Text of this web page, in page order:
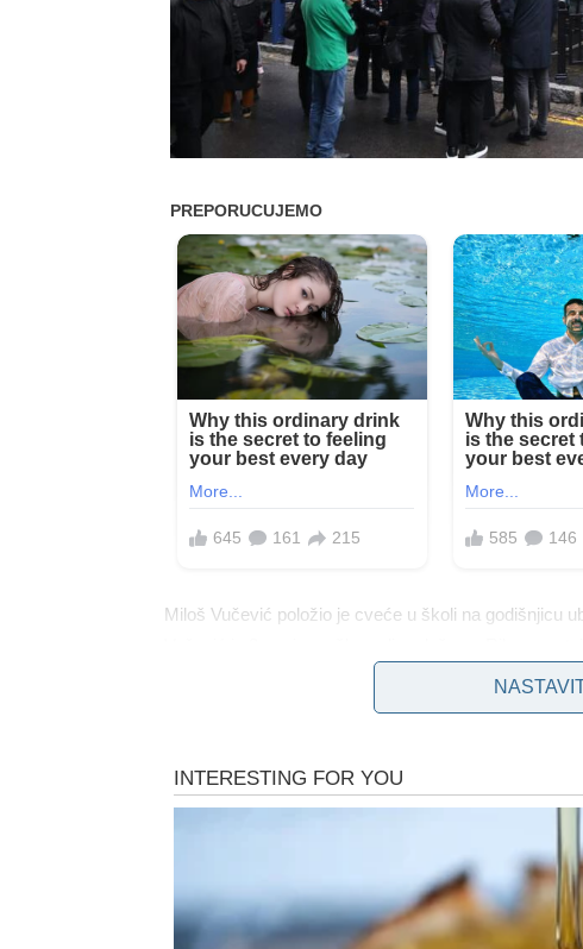
Miloš Vučević položio je cveće u školi na godišnjicu
Momirovića i Dejana Ristića ispred Nikara i odao
izgubili život. 3 prošle godine.